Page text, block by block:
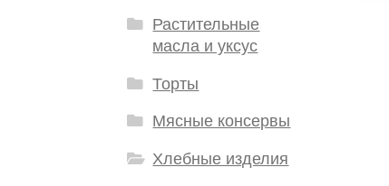
Растительные
масла и уксус
Торты
Мясные консервы
Хлебные изделия